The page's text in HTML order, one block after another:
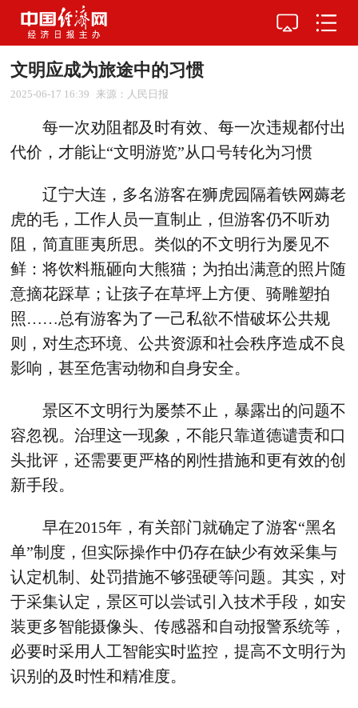
文明应成为旅途中的习惯
2025-06-17 16:39 来源：人民日报
每一次劝阻都及时有效、每一次违规都付出
代价，才能让“文明游览”从口号转化为习惯
辽宁大连，多名游客在狮虎园隔着铁网薅老
虎的毛，工作人员一直制止，但游客仍不听劝
阻，简直匪夷所思。类似的不文明行为屡见不
鲜：将饮料瓶砸向大熊猫；为拍出满意的照片随
意摘花踩草；让孩子在草坪上方便、骑雕塑拍
照……总有游客为了一己私欲不惜破坏公共规
则，对生态环境、公共资源和社会秩序造成不良
影响，甚至危害动物和自身安全。
景区不文明行为屡禁不止，暴露出的问题不
容忽视。治理这一现象，不能只靠道德谴责和口
头批评，还需要更严格的刚性措施和更有效的创
新手段。
早在2015年，有关部门就确定了游客“黑名
单”制度，但实际操作中仍存在缺少有效采集与
认定机制、处罚措施不够强硬等问题。其实，对
于采集认定，景区可以尝试引入技术手段，如安
装更多智能摄像头、传感器和自动报警系统等，
必要时采用人工智能实时监控，提高不文明行为
识别的及时性和精准度。